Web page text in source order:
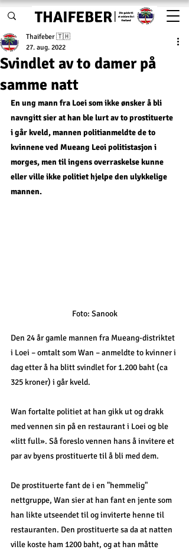
Svindlet av to damer på
samme natt
Thaifeber 🇹🇭
27. aug. 2022
En ung mann fra Loei som ikke ønsker å bli
navngitt sier at han ble lurt av to prostituerte
i går kveld, mannen politianmeldte de to
kvinnene ved Mueang Leoi politistasjon i
morges, men til ingens overraskelse kunne
eller ville ikke politiet hjelpe den ulykkelige
mannen.
Foto: Sanook
Den 24 år gamle mannen fra Mueang-distriktet
i Loei – omtalt som Wan – anmeldte to kvinner i
dag etter å ha blitt svindlet for 1.200 baht (ca
325 kroner) i går kveld.
Wan fortalte politiet at han gikk ut og drakk
med vennen sin på en restaurant i Loei og ble
«litt full». Så foreslo vennen hans å invitere et
par av byens prostituerte til å bli med dem.
De prostituerte fant de i en "hemmelig"
nettgruppe, Wan sier at han fant en jente som
han likte utseendet til og inviterte henne til
restauranten. Den prostituerte sa da at natten
ville koste ham 1200 baht, og at han måtte